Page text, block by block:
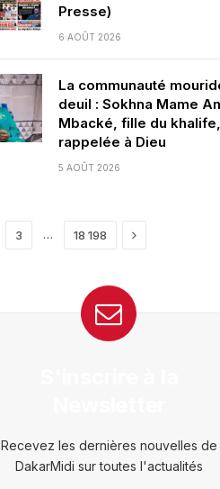
Presse)
6 AOÛT 2026
La communauté
deuil : Sokhna Mame
Mbacké, fille du khalife,
rappelée à Dieu
5 AOÛT 2026
3 … 18 198 Next
Recevez les dernières nouvelles de
DakarMidi sur toutes l'actualités